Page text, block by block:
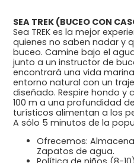
SEA TREK (BUCEO CON
Sea TREK es la mejor
quienes no saben nadar y
buceo. Camine bajo el
junto a un instructor de
encontrará una vida
entorno natural con un
diseñado. Respire hondo
100 m a una profundidad
turísticos alimentan a los
A sólo 5 minutos de la
Ofrecemos:
Zapatos de agua.